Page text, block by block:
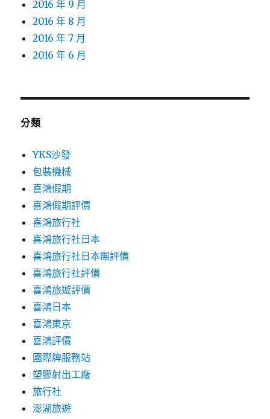
2016 年 9 月
2016 年 8 月
2016 年 7 月
2016 年 6 月
分類
YKS沙發
包裝機械
喜鴻假期
喜鴻假期評價
喜鴻旅行社
喜鴻旅行社日本
喜鴻旅行社日本團評價
喜鴻旅行社評價
喜鴻旅遊評價
喜鴻日本
喜鴻東京
喜鴻評價
國際牌服務站
塑膠射出工廠
旅行社
澎湖旅遊